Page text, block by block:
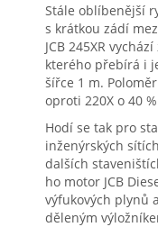
Stále oblíbenější
s krátkou zádí
JCB 245XR
kterého přebírá i
šířce 1 m.
oproti 220X o 40
Hodí se tak pro
inženýrských
dalších
ho motor JCB
výfukových plynů
děleným